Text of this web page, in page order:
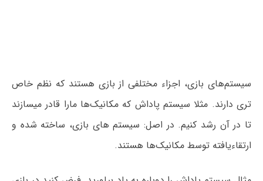
سیستم‌های بازی، اجزاء مختلفی از بازی هستند که نظم خاص
تری دارند. مثلا سیستم پاداش که مکانیک‌ها مارا قادر میسازند
تا در آن رشد کنیم. در اصل: سیستم های بازی، ساخته شده و
ارتقاءیافته توسط مکانیک‌ها هستند.